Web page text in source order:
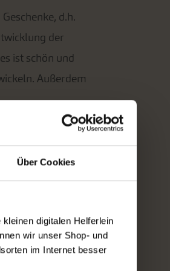
Über Cookies
digitalen Helferlein
wir unser Shop- und
im Internet besser
d.h.
der
ist schön und
Außerdem
so im
von
(seit 3 Jahren
dauert ja ca. 20